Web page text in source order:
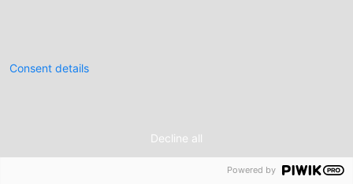
Decline all
Consent details
Powered by